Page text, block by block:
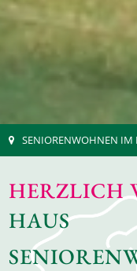
SENIORENWOHNEN IM
HERZLICH
HAUS